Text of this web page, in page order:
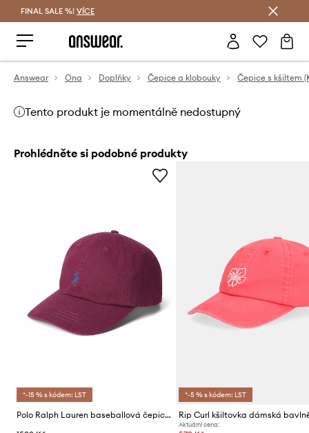
FINAL SALE %! VÍCE
Answear Ona Doplňky Čepice a klobouky Čepice s kšiltem
Tento produkt je momentálně nedostupný
Prohlédněte si podobné produkty
*-15 % s kódem: LST
Polo Ralph Lauren baseballová čepice dámská bavlněná
*-5 % s kódem: LST
Rip Curl kšiltovka dámská
Aktuální cena: